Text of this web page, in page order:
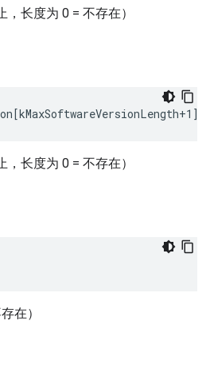
长度为 0 = 不存在）
长度为 0 = 不存在）
在）